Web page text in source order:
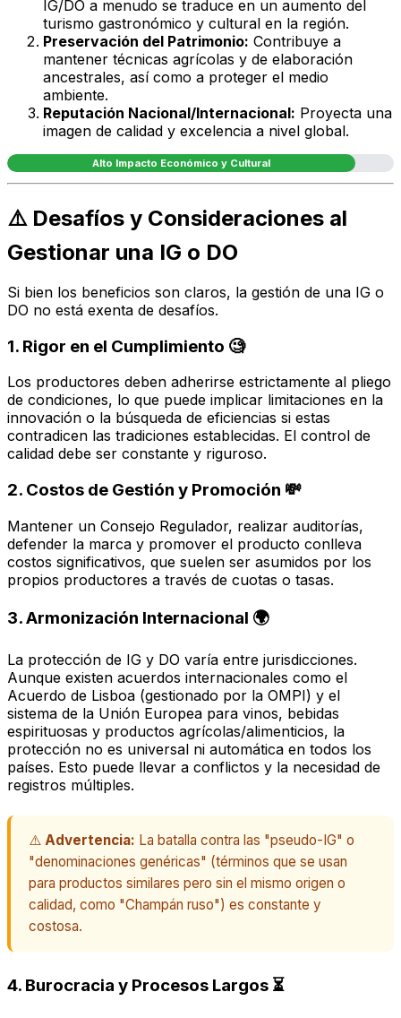
IG/DO a menudo se traduce en un aumento del
turismo gastronómico y cultural en la región.
Preservación del Patrimonio: Contribuye a
mantener técnicas agrícolas y de elaboración
ancestrales, así como a proteger el medio
ambiente.
Reputación Nacional/Internacional: Proyecta una
imagen de calidad y excelencia a nivel global.
Alto Impacto Económico y Cultural
⚠️ Desafíos y Consideraciones al
Gestionar una IG o DO
Si bien los beneficios son claros, la gestión de una IG o
DO no está exenta de desafíos.
1. Rigor en el Cumplimiento 🧐
Los productores deben adherirse estrictamente al pliego
de condiciones, lo que puede implicar limitaciones en la
innovación o la búsqueda de eficiencias si estas
contradicen las tradiciones establecidas. El control de
calidad debe ser constante y riguroso.
2. Costos de Gestión y Promoción 💸
Mantener un Consejo Regulador, realizar auditorías,
defender la marca y promover el producto conlleva
costos significativos, que suelen ser asumidos por los
propios productores a través de cuotas o tasas.
3. Armonización Internacional 🌍
La protección de IG y DO varía entre jurisdicciones.
Aunque existen acuerdos internacionales como el
Acuerdo de Lisboa (gestionado por la OMPI) y el
sistema de la Unión Europea para vinos, bebidas
espirituosas y productos agrícolas/alimenticios, la
protección no es universal ni automática en todos los
países. Esto puede llevar a conflictos y la necesidad de
registros múltiples.
⚠️ Advertencia: La batalla contra las "pseudo-IG" o
"denominaciones genéricas" (términos que se usan
para productos similares pero sin el mismo origen o
calidad, como "Champán ruso") es constante y
costosa.
4. Burocracia y Procesos Largos ⏳